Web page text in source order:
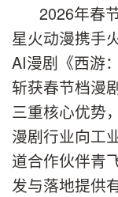
2026年春
星火动漫携手
AI漫剧《西游
斩获春节档漫
三重核心优势
漫剧行业向工
道合作伙伴青
发与落地提供